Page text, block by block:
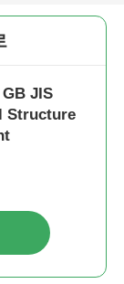
JIS
Structure